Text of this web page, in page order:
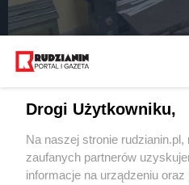
Zabytkowe maszyny
Wydawca mediów
Drogi Użytkowniku,
Na naszej stronie
zaufanych partnerów
informacje na urządzeniu